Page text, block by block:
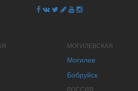
МОГИЛЕВСКАЯ
Могилев
Бобруйск
РОССИЯ